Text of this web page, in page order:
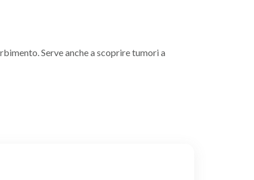
Serve anche a scoprire tumori a